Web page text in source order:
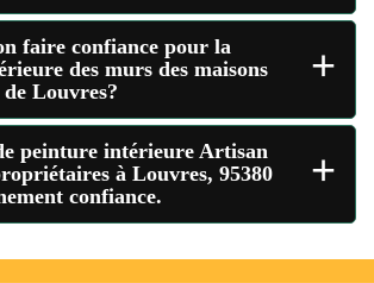
faire confiance pour la
des murs des maisons
Louvres?
+
peinture intérieure Artisan
à Louvres, 95380
confiance.
+